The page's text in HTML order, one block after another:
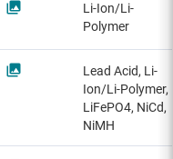
Li-Ion/Li-
Polymer
Lead Acid, Li-
Ion/Li-Polymer,
LiFePO4, NiCd,
NiMH